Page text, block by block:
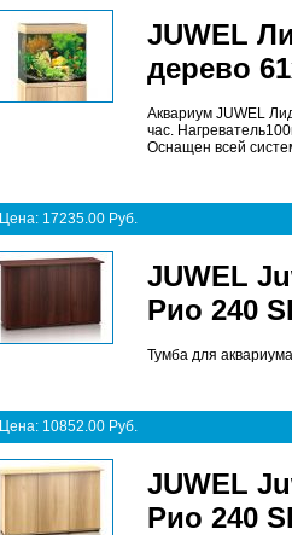
JUWEL
дерево
Аквариум JUWEL
час.
Оснащен всей
Цена: 17235.00 Руб.
JUWEL
Рио 240
Тумба для
Цена: 10852.00 Руб.
JUWEL
Рио 240